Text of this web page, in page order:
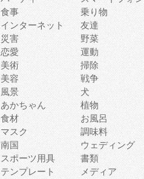
食事 乗り物
インターネット 友達
災害 野菜
恋愛 運動
美術 掃除
美容 戦争
風景 犬
あかちゃん 植物
食材 お風呂
マスク 調味料
南国 ウェディング
スポーツ用具 書類
テンプレート メディア